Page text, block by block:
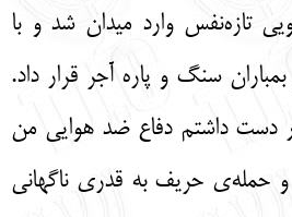
تازه‌نفس وارد میدان شد و با
بمباران سنگ و پاره آجر قرار داد.
دست داشتم دفاع ضد هوایی من
حمله‌ی حریف به قدری ناگهانی